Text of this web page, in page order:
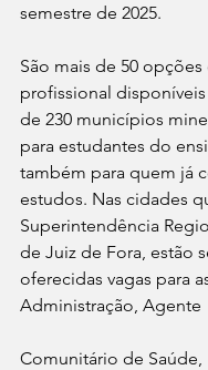
semestre de 2025.
São mais de 50
profissional disponíveis
de 230 municípios
para estudantes do
também para quem já
estudos. Nas cidades
Superintendência
de Juiz de Fora, estão
oferecidas vagas para
Administração, Agente
Comunitário de Saúde,